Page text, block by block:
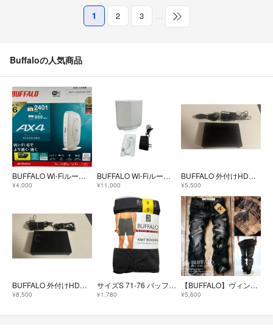
1 2 3 …
Buffaloの人気商品
BUFFALO Wi-Fiルーター ホワイト WSR-3200AX4S-WH
¥4,000
BUFFALO Wi-Fiルーター WSR-5400AX6P-WH
¥11,000
BUFFALO 外付けHDD 2TB
¥5,500
BUFFALO 外付けHDD 4TB
¥8,500
サイズS 71-76 バッファロー メンズ ニット ボクサー 3枚組
¥1,780
【BUFFALO】ヴィンテージ加工 オイルウォッシュ デニムパンツ 黒 メンズ
¥5,600